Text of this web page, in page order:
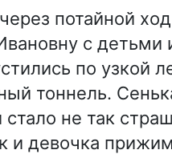
потайной
с детьми
по узкой
тоннель.
стало не так
и девочка